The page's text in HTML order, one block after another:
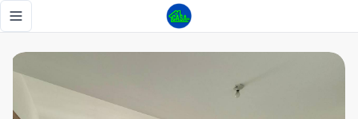
Toggle navigation menu
PH en Venta Los Cacicazgos - Tu Casa RD